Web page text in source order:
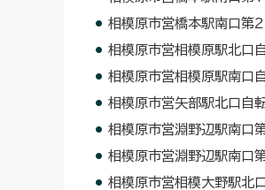
相模原市営橋本駅南口第
相模原市営相模原駅北口
相模原市営相模原駅南口
相模原市営矢部駅北口自
相模原市営淵野辺駅南口
相模原市営淵野辺駅南口
相模原市営相模大野駅北